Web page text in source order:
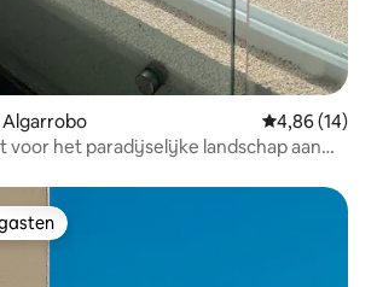
Gemiddelde
4,86 (14)
voor het paradijselijke landschap aan
gasten